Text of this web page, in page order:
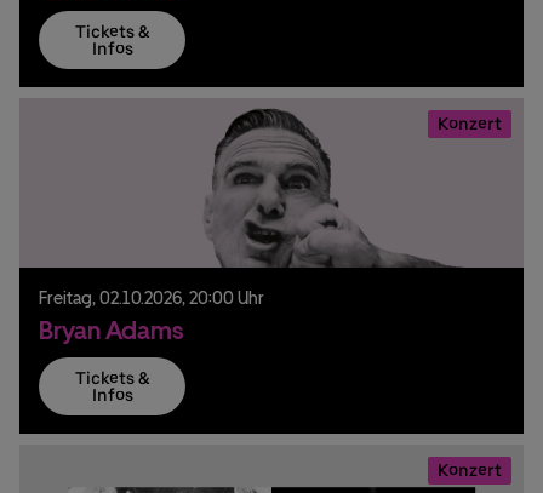
Tickets &
Infos
Konzert
Freitag, 02.10.2026, 20:00 Uhr
Bryan Adams
Tickets &
Infos
Konzert